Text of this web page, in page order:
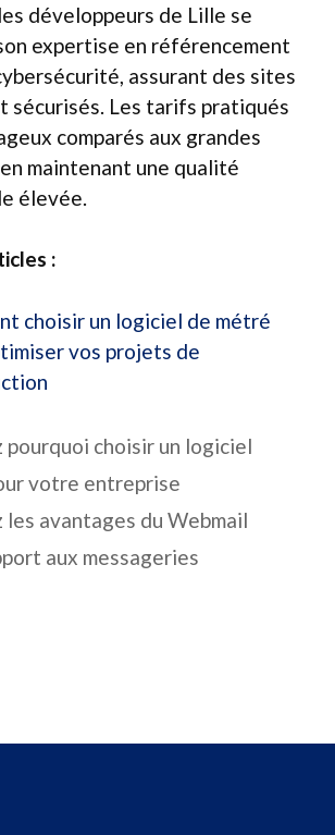
développeurs de Lille se
expertise en référencement
assurant des sites
sécurisés. Les tarifs pratiqués
comparés aux grandes
maintenant une qualité
élevée.
:
choisir un logiciel de métré
vos projets de
pourquoi choisir un logiciel
votre entreprise
les avantages du Webmail
aux messageries